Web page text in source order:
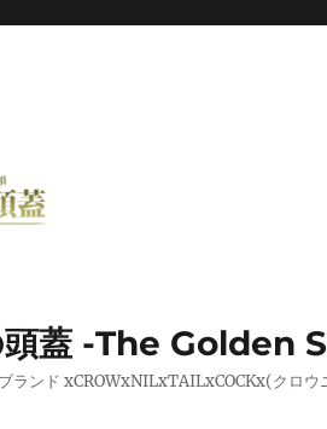
頭蓋 -The
ランド xCROWxNILxTAILxCOCKx(クロ